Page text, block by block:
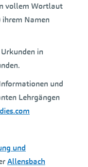
vollem Wortlaut
ihrem Namen
in
und
Lehrgängen
und
Allensbach